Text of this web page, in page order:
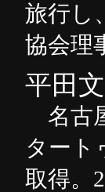
旅行し
協会理
平田
名古
タート
取得。